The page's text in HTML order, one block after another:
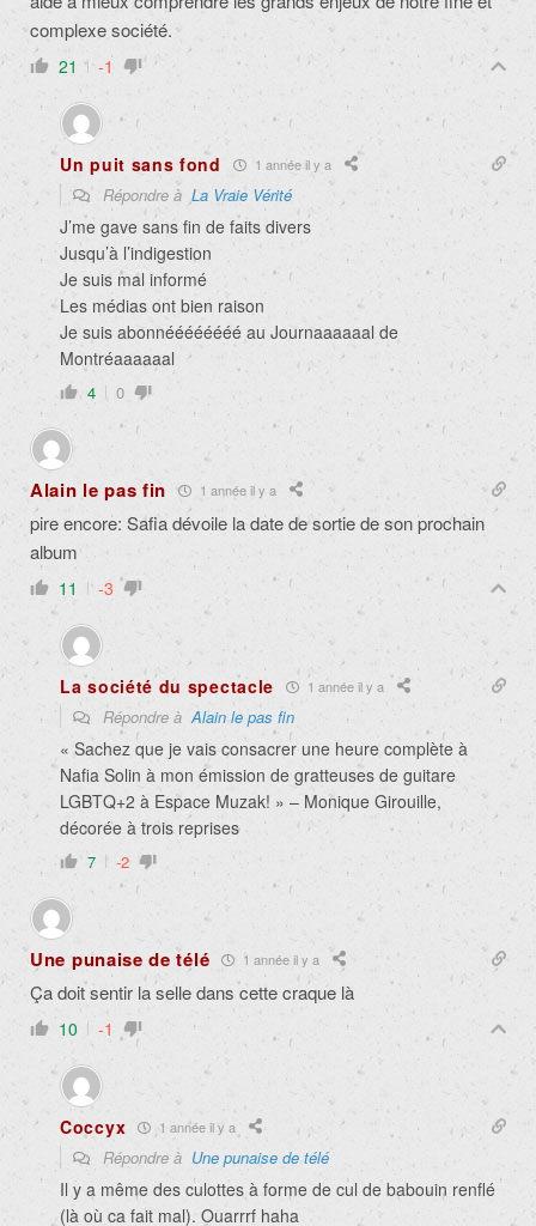
complexe société.
21 -1
Un puit sans fond 1 année il y a
Répondre à La Vraie Vérité
J’me gave sans fin de faits divers
Jusqu’à l’indigestion
Je suis mal informé
Les médias ont bien raison
Je suis abonnéééééééé au Journaaaaaal de
Montréaaaaaal
4 0
Alain le pas fin 1 année il y a
pire encore: Safia dévoile la date de sortie de son prochain
album
11 -3
La société du spectacle 1 année il y a
Répondre àAlain le pas fin
« Sachez que je vais consacrer une heure complète à
Nafia Solin à mon émission de gratteuses de guitare
LGBTQ+2 à Espace Muzak! » – Monique Girouille,
décorée à trois reprises
7 -2
Une punaise de télé 1 année il y a
Ça doit sentir la selle dans cette craque là
10 -1
Coccyx 1 année il y a
Répondre à Une punaise de télé
Il y a même des culottes à forme de cul de babouin renflé
(là où ca fait mal). Ouarrrf haha